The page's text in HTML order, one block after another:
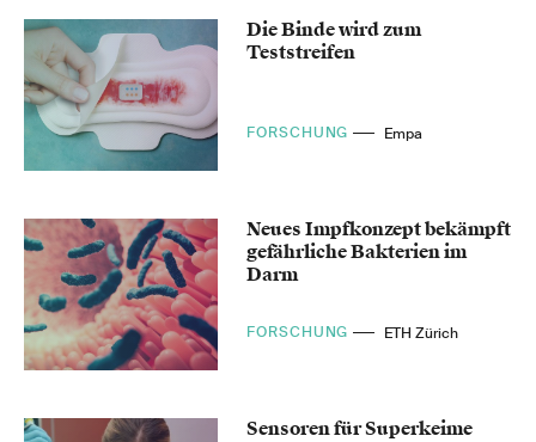
Die Binde wird zum
Teststreifen
FORSCHUNG Empa
Neues Impfkonzept bekämpft
gefährliche Bakterien im
Darm
FORSCHUNG ETH Zürich
Sensoren für Superkeime